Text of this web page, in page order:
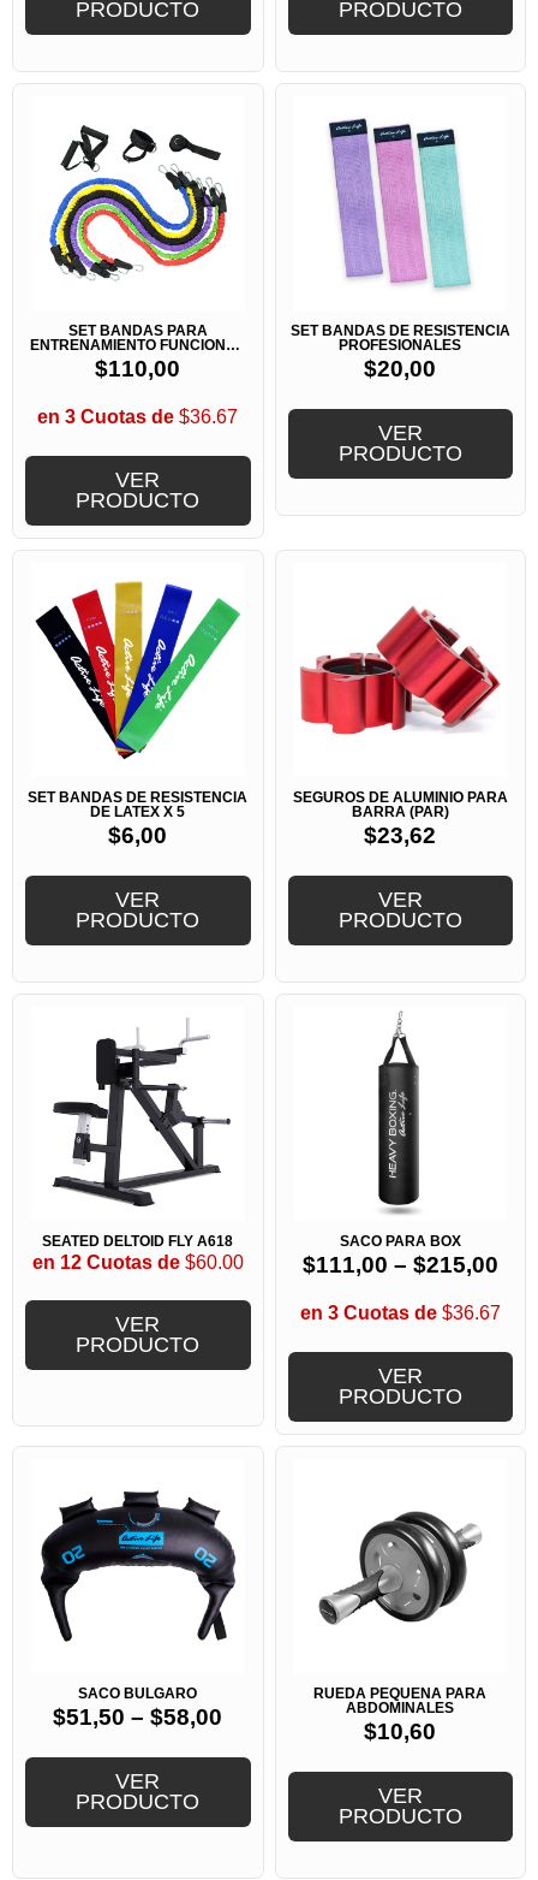
PRODUCTO
PRODUCTO
SET BANDAS PARA
ENTRENAMIENTO FUNCIONAL
O CROSSFIT
$110,00
en 3 Cuotas de $36.67
VER
PRODUCTO
SET BANDAS DE RESISTENCIA
PROFESIONALES
$20,00
VER
PRODUCTO
SET BANDAS DE RESISTENCIA
DE LATEX X 5
$6,00
VER
PRODUCTO
SEGUROS DE ALUMINIO PARA
BARRA (PAR)
$23,62
VER
PRODUCTO
SEATED DELTOID FLY A618
en 12 Cuotas de$60.00
VER
PRODUCTO
SACO PARA BOX
$111,00 – $215,00
en 3 Cuotas de$36.67
VER
PRODUCTO
SACO BULGARO
$51,50 – $58,00
VER
PRODUCTO
RUEDA PEQUEÑA PARA
ABDOMINALES
$10,60
VER
PRODUCTO